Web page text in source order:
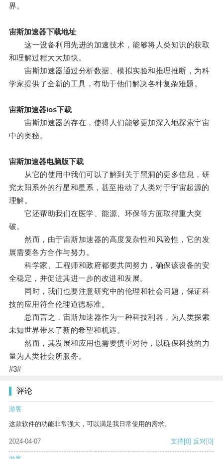
界。
宙斯加速器下载地址
这一设备利用先进的加速技术，能够将人类知识的获取
和理解过程大大加快。
宙斯加速器通过分析数据、模拟实验和推理推断，为科
学家提供了全新的工具，有助于他们解决各种复杂难题。
宙斯加速器ios下载
宙斯加速器的存在，使得人们能够更加深入地探索宇宙
中的奥秘。
宙斯加速器电脑版下载
从它的使用中我们可以了解到关于黑洞的更多信息，研
究太阳系外的行星和星系，甚至推动了人类对于宇宙起源的
理解。
它还帮助我们在医学、能源、环保等方面取得重大突
破。
然而，由于宙斯加速器的高度复杂性和风险性，它的发
展需要各方合作与努力。
科学家、工程师和政府都要共同努力，确保该设备的安
全稳定，并促进其进一步的改进和发展。
同时，我们也要注意研究中的伦理和社会问题，保证科
技的应用符合伦理道德标准。
总而言之，宙斯加速器作为一种科技利器，为人类探索
未知世界带来了新的希望和机遇。
然而，其发展和应用也需要慎重对待，以确保科技的力
量为人类社会所服务。
#3#
评论
游客
这款软件的功能非常强大，可以满足我日常使用的需求。
2024-04-07 支持[0] 反对[0]